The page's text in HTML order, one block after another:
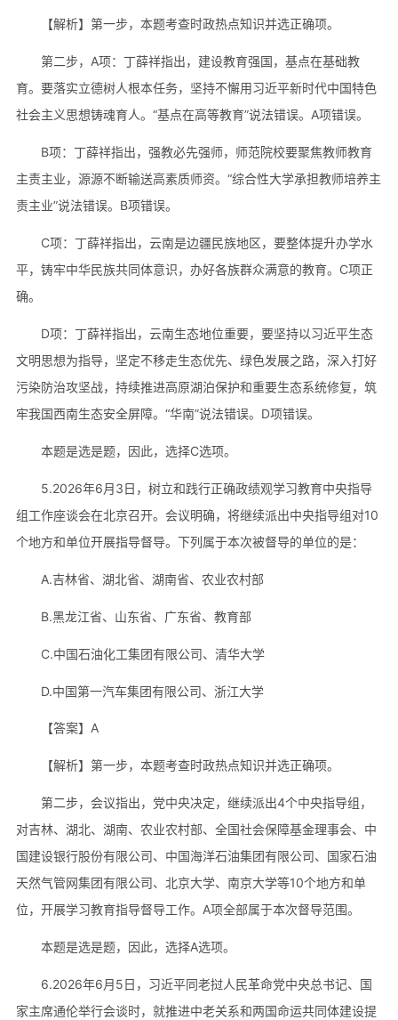
【解析】第一步，本题考查时政热点知识并选正确项。
第二步，A项：丁薛祥指出，建设教育强国，基点在基础教
育。要落实立德树人根本任务，坚持不懈用习近平新时代中国特色
社会主义思想铸魂育人。“基点在高等教育”说法错误。A项错误。
B项：丁薛祥指出，强教必先强师，师范院校要聚焦教师教育
主责主业，源源不断输送高素质师资。“综合性大学承担教师培养主
责主业”说法错误。B项错误。
C项：丁薛祥指出，云南是边疆民族地区，要整体提升办学水
平，铸牢中华民族共同体意识，办好各族群众满意的教育。C项正
确。
D项：丁薛祥指出，云南生态地位重要，要坚持以习近平生态
文明思想为指导，坚定不移走生态优先、绿色发展之路，深入打好
污染防治攻坚战，持续推进高原湖泊保护和重要生态系统修复，筑
牢我国西南生态安全屏障。“华南”说法错误。D项错误。
本题是选是题，因此，选择C选项。
5.2026年6月3日，树立和践行正确政绩观学习教育中央指导
组工作座谈会在北京召开。会议明确，将继续派出中央指导组对10
个地方和单位开展指导督导。下列属于本次被督导的单位的是：
A.吉林省、湖北省、湖南省、农业农村部
B.黑龙江省、山东省、广东省、教育部
C.中国石油化工集团有限公司、清华大学
D.中国第一汽车集团有限公司、浙江大学
【答案】A
【解析】第一步，本题考查时政热点知识并选正确项。
第二步，会议指出，党中央决定，继续派出4个中央指导组，
对吉林、湖北、湖南、农业农村部、全国社会保障基金理事会、中
国建设银行股份有限公司、中国海洋石油集团有限公司、国家石油
天然气管网集团有限公司、北京大学、南京大学等10个地方和单
位，开展学习教育指导督导工作。A项全部属于本次督导范围。
本题是选是题，因此，选择A选项。
6.2026年6月5日，习近平同老挝人民革命党中央总书记、国
家主席通伦举行会谈时，就推进中老关系和两国命运共同体建设提